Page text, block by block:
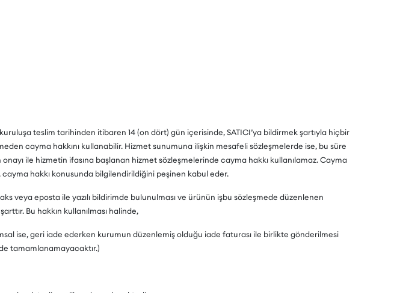
teslim tarihinden itibaren 14 (on dört) gün içerisinde, SATICI’ya bildirmek şartıyla hiçbir
cayma hakkını kullanabilir. Hizmet sunumuna ilişkin mesafeli sözleşmelerde ise, bu süre
ile hizmetin ifasına başlanan hizmet sözleşmelerinde cayma hakkı kullanılamaz. Cayma
cayma hakkı konusunda bilgilendirildiğini peşinen kabul eder.
veya eposta ile yazılı bildirimde bulunulması ve ürünün işbu sözleşmede düzenlenen
Bu hakkın kullanılması halinde,
ise, geri iade ederken kurumun düzenlemiş olduğu iade faturası ile birlikte gönderilmesi
tamamlanamayacaktır.)